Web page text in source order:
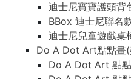
迪士尼寶寶護頭背
BBox 迪士尼聯名
迪士尼兒童遊戲桌
Do A Dot Art點點畫(
Do A Dot Art 點